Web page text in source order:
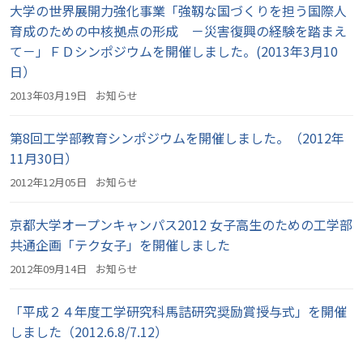
大学の世界展開力強化事業「強靱な国づくりを担う国際人
育成のための中核拠点の形成 －災害復興の経験を踏まえ
て－」ＦＤシンポジウムを開催しました。(2013年3月10
日）
2013年03月19日 お知らせ
第8回工学部教育シンポジウムを開催しました。（2012年
11月30日）
2012年12月05日 お知らせ
京都大学オープンキャンパス2012 女子高生のための工学部
共通企画「テク女子」を開催しました
2012年09月14日 お知らせ
「平成２４年度工学研究科馬詰研究奨励賞授与式」を開催
しました（2012.6.8/7.12）